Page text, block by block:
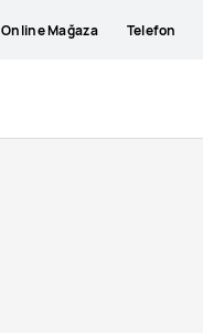
Online Mağaza Telefon